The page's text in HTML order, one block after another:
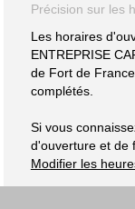
Précision sur les
Les horaires
ENTREPRISE
de Fort de
complétés.
Si vous
d'ouverture et de
Modifier les